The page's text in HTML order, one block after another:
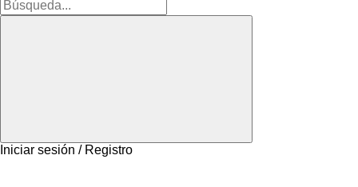
Iniciar sesión / Registro